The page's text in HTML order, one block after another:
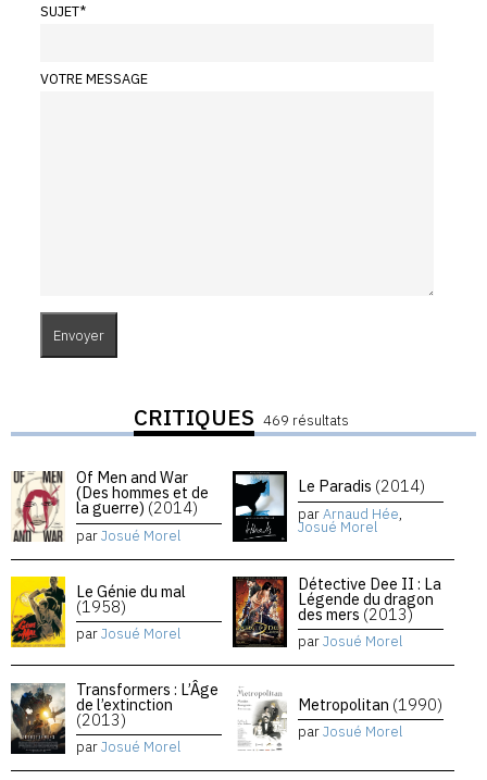
SUJET*
VOTRE MESSAGE
CRITIQUES 469 résultats
Of Men and War
(Des hommes et de
la guerre) (2014)
parJosué Morel
Le Paradis (2014)
parArnaud Hée,
Josué Morel
Le Génie du mal
(1958)
parJosué Morel
Détective Dee II : La
Légende du dragon
des mers (2013)
parJosué Morel
Transformers : L’Âge
de l’extinction
(2013)
parJosué Morel
Metropolitan (1990)
parJosué Morel